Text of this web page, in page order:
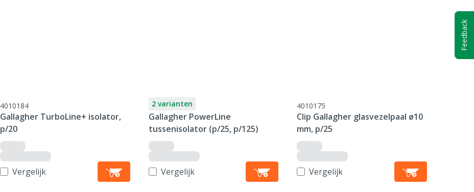
4010184
Gallagher TurboLine+ isolator,
p/20
Vergelijk
2 varianten
Gallagher PowerLine
tussenisolator (p/25, p/125)
Vergelijk
4010175
Clip Gallagher glasvezelpaal ø10
mm, p/25
Vergelijk
Feedback